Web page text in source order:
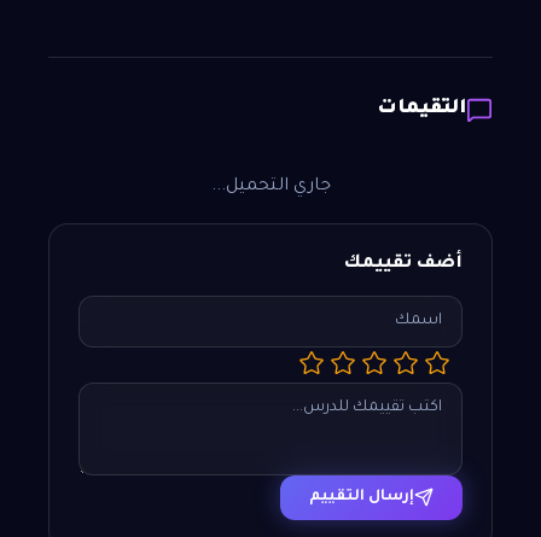
التقيمات
جاري التحميل...
أضف تقييمك
إرسال التقييم